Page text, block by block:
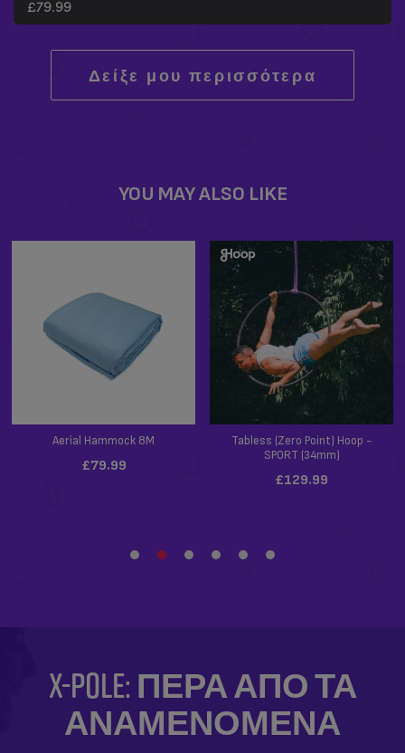
£79.99
Δείξε μου περισσότερα
X-POLE: ΠΈΡΑ ΑΠΌ ΤΑ
ΑΝΑΜΕΝΌΜΕΝΑ